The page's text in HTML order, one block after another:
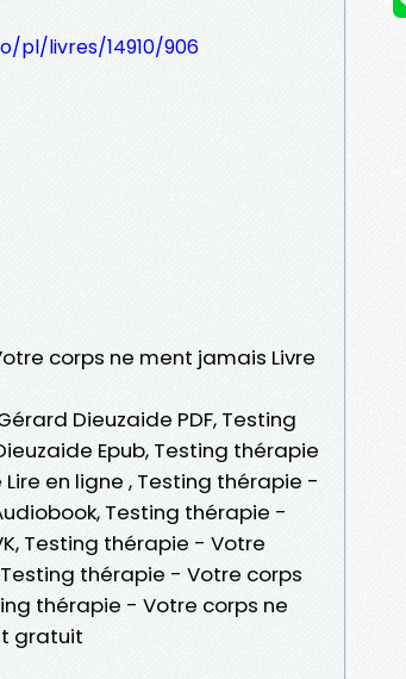
pl/livres/14910/906
corps ne ment jamais Livre
Dieuzaide PDF, Testing
Epub, Testing thérapie
en ligne , Testing thérapie -
Testing thérapie -
Testing thérapie - Votre
thérapie - Votre corps
thérapie - Votre corps ne
gratuit